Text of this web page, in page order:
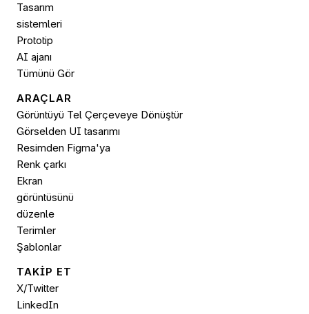
Tasarım
sistemleri
Prototip
AI ajanı
Tümünü Gör
ARAÇLAR
Görüntüyü Tel Çerçeveye Dönüştür
Görselden UI tasarımı
Resimden Figma'ya
Renk çarkı
Ekran
görüntüsünü
düzenle
Terimler
Şablonlar
TAKİP ET
X/Twitter
LinkedIn